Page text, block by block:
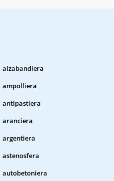
alzabandiera
ampolliera
antipastiera
aranciera
argentiera
astenosfera
autobetoniera